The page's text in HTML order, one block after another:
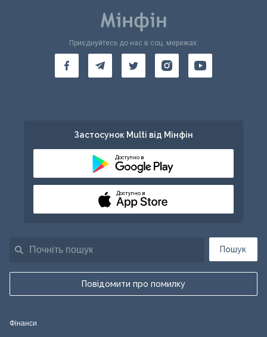
Пошук
Повідомити про помилку
Приєднуйтесь до нас в соц. мережах:
Застосунок Multi від Мінфін
Доступно в
Доступно в
Фінанси